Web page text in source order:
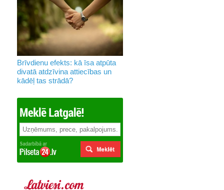
Brīvdienu efekts: kā īsa atpūta
divatā atdzīvina attiecības un
kādēļ tas strādā?